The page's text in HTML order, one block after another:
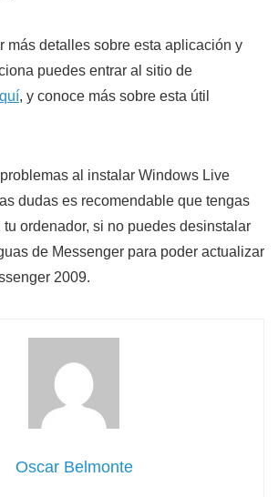
más detalles sobre esta aplicación y
puedes entrar al sitio de
, y conoce más sobre esta útil
al instalar Windows Live
dudas es recomendable que tengas
ordenador, si no puedes desinstalar
de Messenger para poder actualizar
2009.
Oscar Belmonte